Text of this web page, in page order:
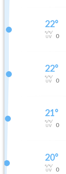
22°
0
22°
0
21°
0
20°
0